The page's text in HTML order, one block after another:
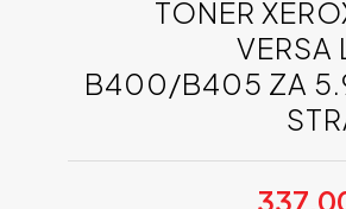
TONER
VERSA
B400/B405 ZA